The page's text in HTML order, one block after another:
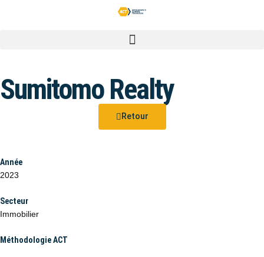
Sumitomo Realty
Retour
Année
2023
Secteur
Immobilier
Méthodologie ACT